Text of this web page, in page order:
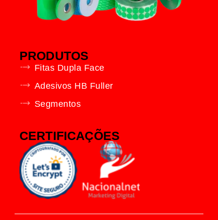
PRODUTOS
Fitas Dupla Face
Adesivos HB Fuller
Segmentos
CERTIFICAÇÕES